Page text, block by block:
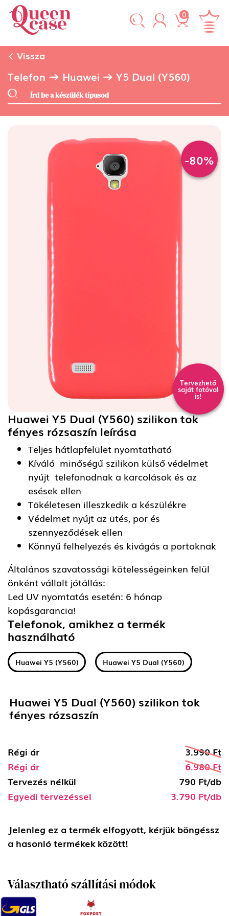
0
Vissza
Telefon Huawei Y5 Dual (Y560)
-80%
Tervezhető
saját fotóval
is!
Huawei Y5 Dual (Y560) szilikon tok
fényes rózsaszín leírása
Teljes hátlapfelület nyomtatható
Kíváló minőségű szilikon külső védelmet
nyújt telefonodnak a karcolások és az
esések ellen
Tökéletesen illeszkedik a készülékre
Védelmet nyújt az ütés, por és
szennyeződések ellen
Könnyű felhelyezés és kivágás a portoknak
Általános szavatossági kötelességeinken felül
önként vállalt jótállás:
Led UV nyomtatás esetén: 6 hónap
kopásgarancia!
Telefonok, amikhez a termék
használható
Huawei Y5 (Y560) Huawei Y5 Dual (Y560)
Huawei Y5 Dual (Y560) szilikon tok
fényes rózsaszín
Régi ár
3.990 Ft
Régi ár
6.980 Ft
Tervezés nélkül
790 Ft/db
Egyedi tervezéssel
3.790 Ft/db
Jelenleg ez a termék elfogyott, kérjük böngéssz
a hasonló termékek között!
Választható szállítási módok